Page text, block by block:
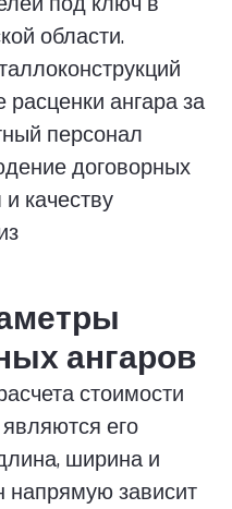
области.
расценки ангара за
персонал
договорных
качеству
ангаров
стоимости
его
ширина и
напрямую зависит